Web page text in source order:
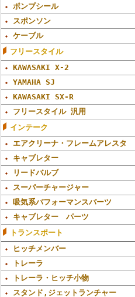
ポンプシール
スポンソン
ケーブル
フリースタイル
KAWASAKI X-2
YAMAHA SJ
KAWASAKI SX-R
フリースタイル 汎用
インテーク
エアクリーナ・フレームアレスタ
キャブレター
リードバルブ
スーパーチャージャー
吸気系パフォーマンスパーツ
キャブレター パーツ
トランスポート
ヒッチメンバー
トレーラ
トレーラ・ヒッチ小物
スタンド,ジェットランチャー